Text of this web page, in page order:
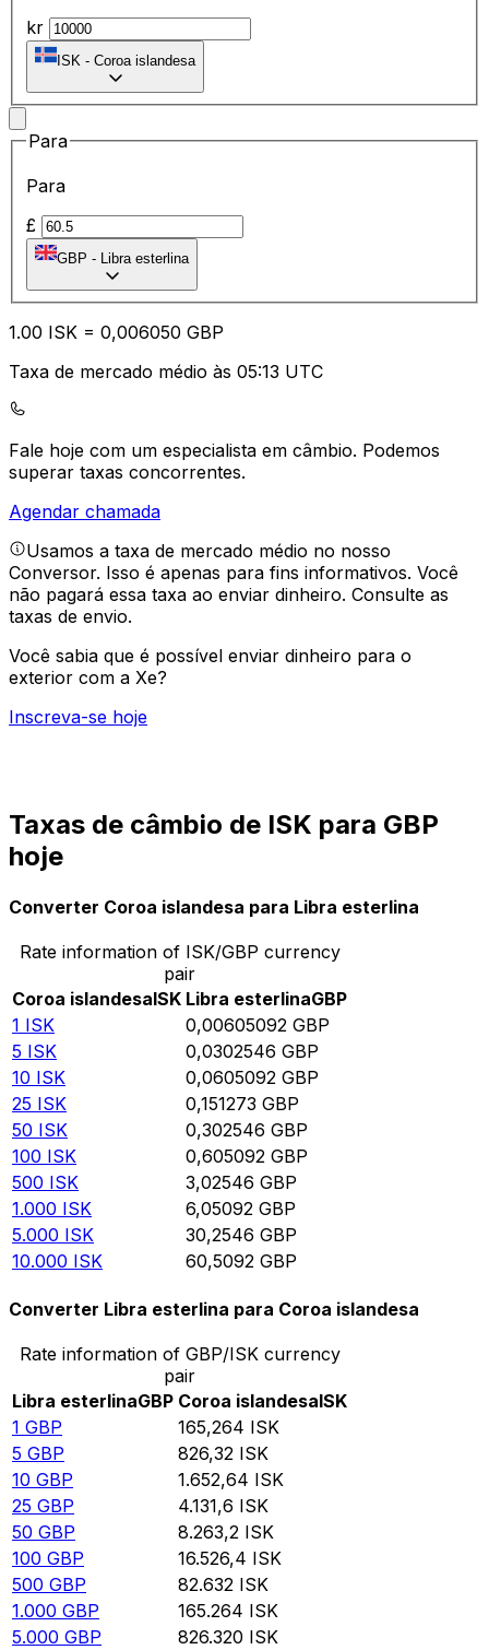
kr
ISK - Coroa islandesa
Para
Para
£
GBP - Libra esterlina
1.00 ISK = 0,006050 GBP
Taxa de mercado médio às 05:13 UTC
Fale hoje com um especialista em câmbio. Podemos
superar taxas concorrentes.
Agendar chamada
Usamos a taxa de mercado médio no nosso
Conversor. Isso é apenas para fins informativos. Você
não pagará essa taxa ao enviar dinheiro. Consulte as
taxas de envio.
Você sabia que é possível enviar dinheiro para o
exterior com a Xe?
Inscreva-se hoje
Taxas de câmbio de ISK para GBP
hoje
Converter Coroa islandesa para Libra esterlina
Rate information of ISK/GBP currency
pair
Coroa islandesaISK Libra esterlinaGBP
1 ISK 0,00605092 GBP
5 ISK 0,0302546 GBP
10 ISK 0,0605092 GBP
25 ISK 0,151273 GBP
50 ISK 0,302546 GBP
100 ISK 0,605092 GBP
500 ISK 3,02546 GBP
1.000 ISK 6,05092 GBP
5.000 ISK 30,2546 GBP
10.000 ISK 60,5092 GBP
Converter Libra esterlina para Coroa islandesa
Rate information of GBP/ISK currency
pair
Libra esterlinaGBP Coroa islandesaISK
1 GBP 165,264 ISK
5 GBP 826,32 ISK
10 GBP 1.652,64 ISK
25 GBP 4.131,6 ISK
50 GBP 8.263,2 ISK
100 GBP 16.526,4 ISK
500 GBP 82.632 ISK
1.000 GBP 165.264 ISK
5.000 GBP 826.320 ISK